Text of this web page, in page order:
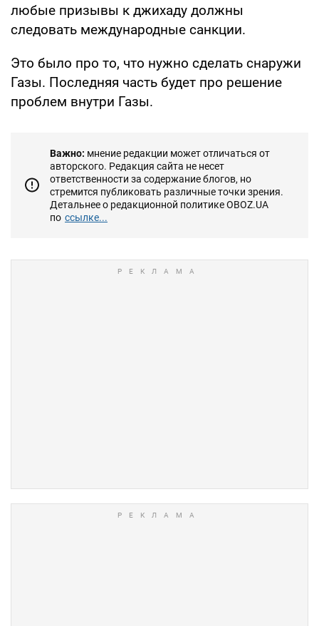
любые призывы к джихаду должны
следовать международные санкции.
Это было про то, что нужно сделать снаружи
Газы. Последняя часть будет про решение
проблем внутри Газы.
Важно: мнение редакции может отличаться от
авторского. Редакция сайта не несет
ответственности за содержание блогов, но
стремится публиковать различные точки зрения.
Детальнее о редакционной политике OBOZ.UA
по ссылке...